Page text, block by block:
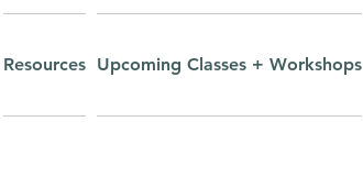
Resources Upcoming Classes + Workshops